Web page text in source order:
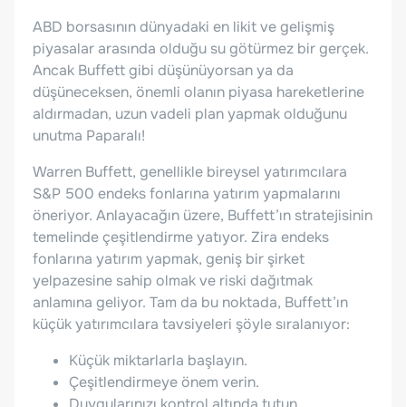
ABD borsasının dünyadaki en likit ve gelişmiş
piyasalar arasında olduğu su götürmez bir gerçek.
Ancak Buffett gibi düşünüyorsan ya da
düşüneceksen, önemli olanın piyasa hareketlerine
aldırmadan, uzun vadeli plan yapmak olduğunu
unutma Paparalı!
Warren Buffett, genellikle bireysel yatırımcılara
S&P 500 endeks fonlarına yatırım yapmalarını
öneriyor. Anlayacağın üzere, Buffett’ın stratejisinin
temelinde çeşitlendirme yatıyor. Zira endeks
fonlarına yatırım yapmak, geniş bir şirket
yelpazesine sahip olmak ve riski dağıtmak
anlamına geliyor. Tam da bu noktada, Buffett’ın
küçük yatırımcılara tavsiyeleri şöyle sıralanıyor:
Küçük miktarlarla başlayın.
Çeşitlendirmeye önem verin.